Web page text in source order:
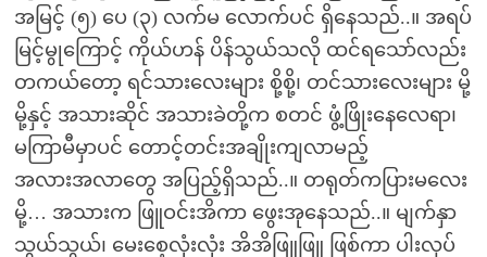
အမြင့် (၅) ပေ (၃) လက်မ လောက်ပင် ရှိနေသည်..။ အရပ်
မြင့်မွုကြောင့် ကိုယ်ဟန် ပိန်သွယ်သလို ထင်ရသော်လည်း
တကယ်တော့ ရင်သားလေးများ စို့စို့၊ တင်သားလေးများ မို့
မို့နှင့် အသားဆိုင် အသားခဲတို့က စတင် ဖွံ့ဖြိုးနေလေရာ၊
မကြာမီမှာပင် တောင့်တင်းအချိုးကျလာမည့်
အလားအလာတွေ အပြည့်ရှိသည်..။ တရုတ်ကပြားမလေး
မို့… အသားက ဖြူဝင်းအိကာ ဖွေးအုနေသည်..။ မျက်နှာ
သွယ်သွယ်၊ မေးစေ့လုံးလုံး အိအိဖြူဖြူ ဖြစ်ကာ ပါးလှပ်